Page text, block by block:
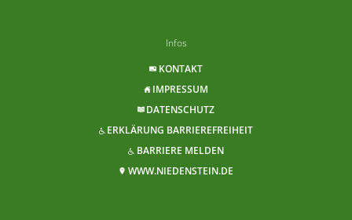
Infos
KONTAKT
IMPRESSUM
DATENSCHUTZ
ERKLÄRUNG BARRIEREFREIHEIT
BARRIERE MELDEN
WWW.NIEDENSTEIN.DE